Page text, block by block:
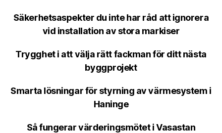
Säkerhetsaspekter du inte har råd att ignorera
vid installation av stora markiser
Trygghet i att välja rätt fackman för ditt nästa
byggprojekt
Smarta lösningar för styrning av värmesystem i
Haninge
Så fungerar värderingsmötet i Vasastan